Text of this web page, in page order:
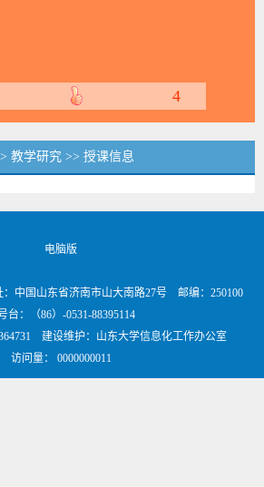
4
教学研究 >> 授课信息
电脑版
中国山东省济南市山大南路27号 邮编：250100
台：（86）-0531-88395114
建设维护：山东大学信息化工作办公室
访问量： 0000000011